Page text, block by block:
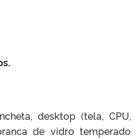
desktop (tela, CPU,
de vidro temperado